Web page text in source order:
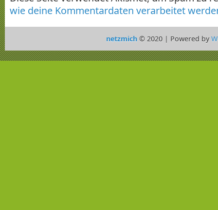
wie deine Kommentardaten verarbeitet
netzmich© 2020 | Powered by